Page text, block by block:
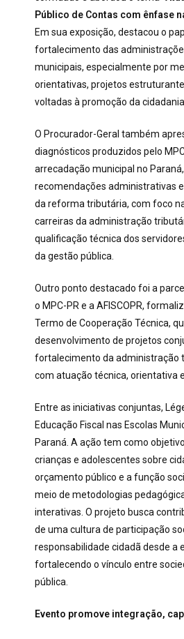
Público de Contas com ênfase
Em sua exposição, destacou o
fortalecimento das
municipais, especialmente por
orientativas, projetos
voltadas à promoção da cidadania
O Procurador-Geral também
diagnósticos produzidos pelo
arrecadação municipal no
recomendações administrativas
da reforma tributária, com foco
carreiras da administração
qualificação técnica dos
da gestão pública.
Outro ponto destacado foi a
o MPC-PR e a AFISCOPR,
Termo de Cooperação Técnica,
desenvolvimento de projetos
fortalecimento da administração
com atuação técnica, orientativa
Entre as iniciativas conjuntas,
Educação Fiscal nas Escolas
Paraná. A ação tem como
crianças e adolescentes sobre
orçamento público e a função
meio de metodologias
interativas. O projeto busca
de uma cultura de participação
responsabilidade cidadã desde a
fortalecendo o vínculo entre
pública.
Evento promove integração,